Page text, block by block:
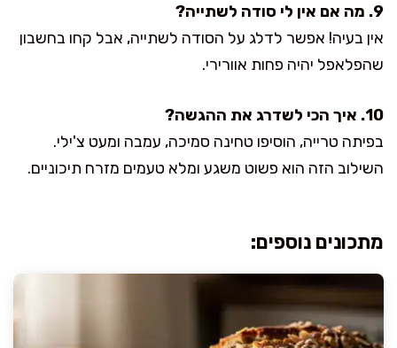
9. מה אם אין לי סודה לשתייה?
אין בעיה! אפשר לדלג על הסודה לשתייה, אבל קחו בחשבון
שהפלאפל יהיה פחות אוורירי.
10. איך הכי לשדרג את ההגשה?
בפיתה טרייה, הוסיפו טחינה סמיכה, עמבה ומעט צ'ילי.
השילוב הזה הוא פשוט משגע ומלא טעמים מזרח תיכוניים.
מתכונים נוספים: